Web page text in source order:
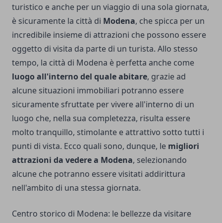
turistico e anche per un viaggio di una sola giornata,
è sicuramente la città di Modena, che spicca per un
incredibile insieme di attrazioni che possono essere
oggetto di visita da parte di un turista. Allo stesso
tempo, la città di Modena è perfetta anche come
luogo all'interno del quale abitare, grazie ad
alcune situazioni immobiliari potranno essere
sicuramente sfruttate per vivere all'interno di un
luogo che, nella sua completezza, risulta essere
molto tranquillo, stimolante e attrattivo sotto tutti i
punti di vista. Ecco quali sono, dunque, le migliori
attrazioni da vedere a Modena, selezionando
alcune che potranno essere visitati addirittura
nell'ambito di una stessa giornata.
Centro storico di Modena: le bellezze da visitare